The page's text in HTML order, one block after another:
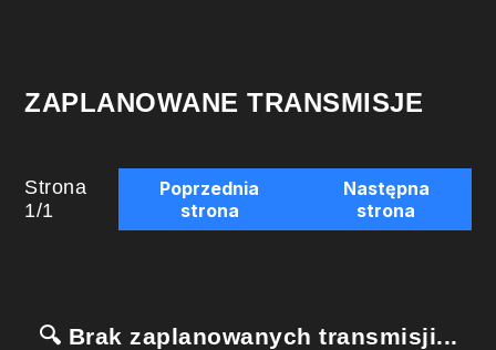
ZAPLANOWANE TRANSMISJE
Strona
1/1
Poprzednia
strona
Następna
strona
🔍 Brak zaplanowanych transmisji...